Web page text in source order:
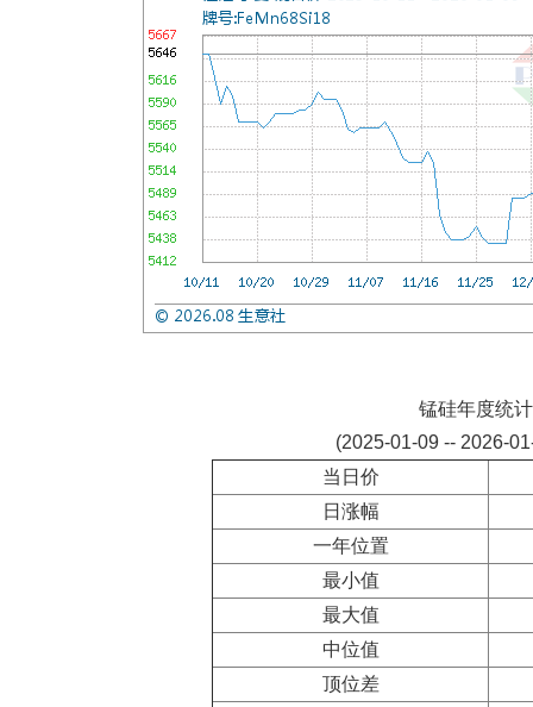
锰硅年度统计
(2025-01-09 -- 2026-
当日价
日涨幅
一年位置
最小值
最大值
中位值
顶位差